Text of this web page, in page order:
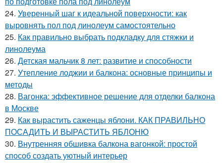
24. Уверенный шаг к идеальной поверхности: как
выровнять пол под линолеум самостоятельно
25. Как правильно выбрать подкладку для стяжки и
линолеума
26. Детская мальчик 8 лет: развитие и способности
27. Утепление лоджии и балкона: основные принципы и
методы
28. Вагонка: эффективное решение для отделки балкона
в Москве
29. Как вырастить саженцы яблони. КАК ПРАВИЛЬНО
ПОСАДИТЬ И ВЫРАСТИТЬ ЯБЛОНЮ
30. Внутренняя обшивка балкона вагонкой: простой
способ создать уютный интерьер